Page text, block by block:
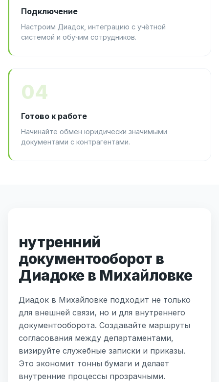
Подключение
Настроим Диадок, интеграцию с учётной
системой и обучим сотрудников.
04
Готово к работе
Начинайте обмен юридически значимыми
документами с контрагентами.
нутренний
документооборот в
Диадоке в Михайловке
Диадок в Михайловке подходит не только
для внешней связи, но и для внутреннего
документооборота. Создавайте маршруты
согласования между департаментами,
визируйте служебные записки и приказы.
Это экономит тонны бумаги и делает
внутренние процессы прозрачными.